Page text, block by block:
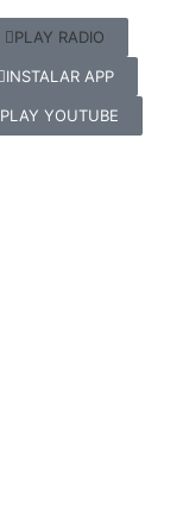
PLAY RADIO
INSTALAR APP
PLAY YOUTUBE